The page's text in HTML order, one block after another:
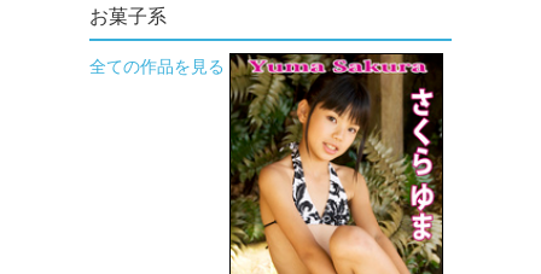
お菓子系
全ての作品を見る